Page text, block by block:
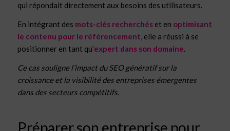
qui répondait directement aux besoins des utilisateurs.
En intégrant des mots-clés recherchéset en optimisant
le contenu pour le référencement, elle a réussi à se
positionner en tant qu’expert dans son domaine.
Ce cas souligne l’impact du SEO génératif sur la
croissance et la visibilité des entreprises émergentes
dans des secteurs compétitifs.
Préparer son entreprise pour